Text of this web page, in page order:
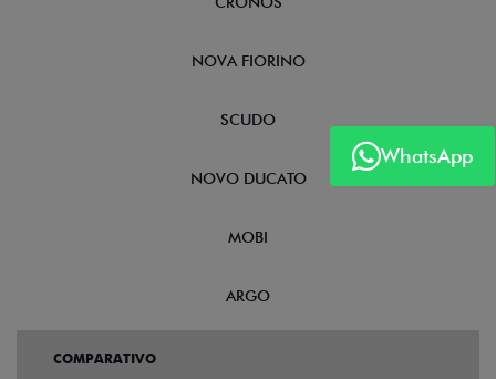
WhatsApp
NOVA FIORINO
SCUDO
NOVO DUCATO
MOBI
ARGO
COMPARATIVO